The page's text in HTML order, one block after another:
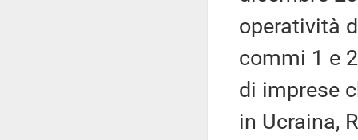
operatività
commi 1 e
di imprese
in Ucraina,